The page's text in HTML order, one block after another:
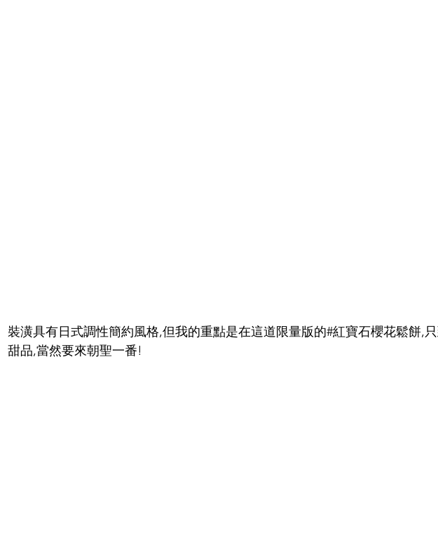
裝潢具有日式調性簡約風格,但我的重點是在這道限量版的#紅寶石櫻花鬆餅,
甜品,當然要來朝聖一番!